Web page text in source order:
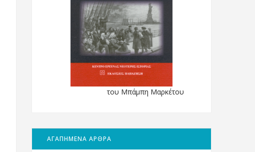
του Μπάμπη Μαρκέτου
ΑΓΑΠΗΜΕΝΑ ΑΡΘΡΑ